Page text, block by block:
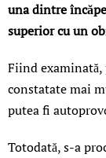
una dintre
superior cu un
Fiind examinată,
constatate mai
putea fi
Totodată, s-a